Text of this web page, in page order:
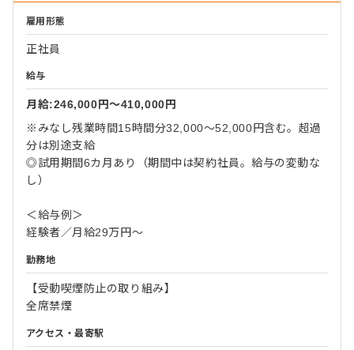
雇用形態
正社員
給与
月給:246,000円〜410,000円
※みなし残業時間15時間分32,000～52,000円含む。超過
分は別途支給
◎試用期間6カ月あり（期間中は契約社員。給与の変動な
し）
＜給与例＞
経験者／月給29万円～
勤務地
【受動喫煙防止の取り組み】
全席禁煙
アクセス・最寄駅